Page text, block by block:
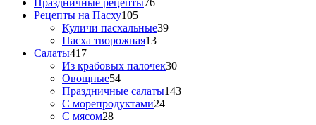
Праздничные рецепты76
Рецепты на Пасху105
Куличи пасхальные39
Пасха творожная13
Салаты417
Из крабовых палочек30
Овощные54
Праздничные салаты143
С морепродуктами24
С мясом28